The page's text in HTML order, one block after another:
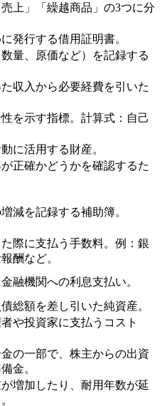
上」「繰越商品」の3つに分
発行する借用証明書。
量、原価など）を記録する
収入から必要経費を引いた
を示す指標。計算式：自己
に活用する財産。
正確かどうかを確認するた
減を記録する補助簿。
際に支払う手数料。例：銀
酬など。
融機関への利息支払い。
総額を差し引いた純資産。
や投資家に支払うコスト
の一部で、株主からの出資
金。
増加したり、耐用年数が延